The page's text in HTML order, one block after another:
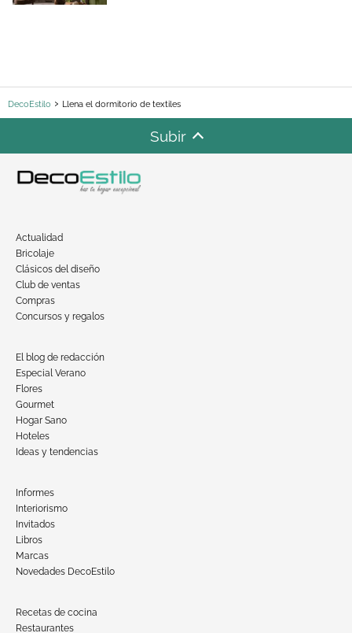
DecoEstilo Llena el dormitorio de textiles
Subir
Actualidad
Bricolaje
Clásicos del diseño
Club de ventas
Compras
Concursos y regalos
El blog de redacción
Especial Verano
Flores
Gourmet
Hogar Sano
Hoteles
Ideas y tendencias
Informes
Interiorismo
Invitados
Libros
Marcas
Novedades DecoEstilo
Recetas de cocina
Restaurantes